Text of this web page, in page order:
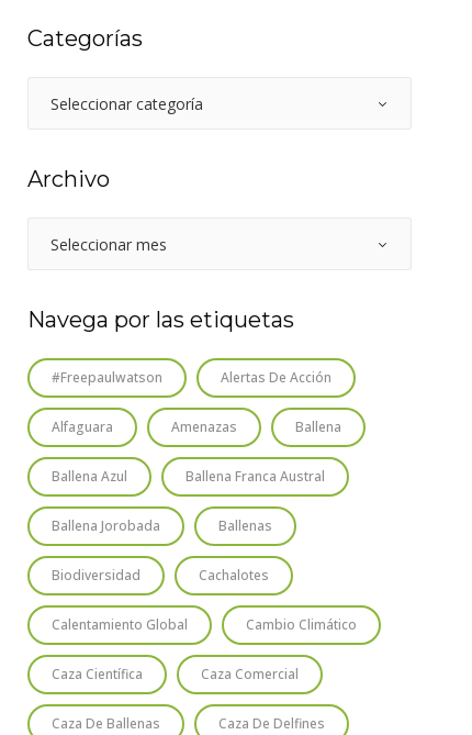
Categorías
Archivo
Navega por las etiquetas
#freepaulwatson Alertas De Acción
Alfaguara Amenazas Ballena
Ballena Azul Ballena Franca Austral
Ballena Jorobada Ballenas
Biodiversidad Cachalotes
Calentamiento Global Cambio Climático
Caza Científica Caza Comercial
Caza De Ballenas Caza De Delfines